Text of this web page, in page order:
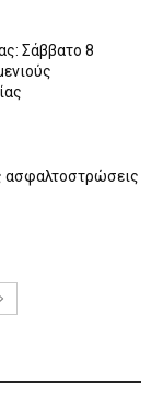
Σάββατο 8
ασφαλτοστρώσεις